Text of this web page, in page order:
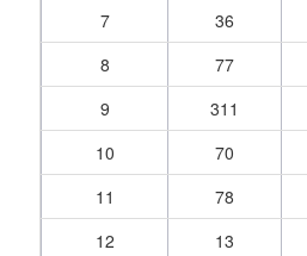
7
36
8
77
9
311
10
70
11
78
12
13